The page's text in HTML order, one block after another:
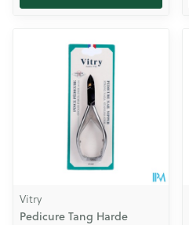
Vitry
Pedicure Tang Harde